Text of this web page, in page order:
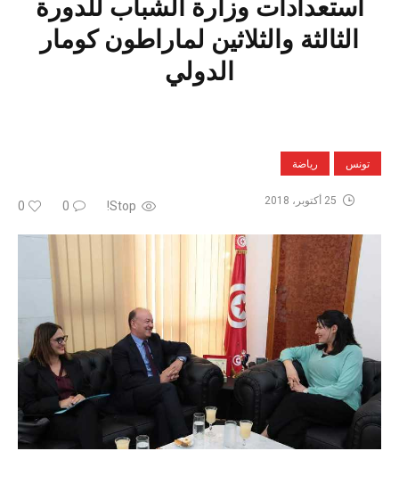
استعدادات وزارة الشباب للدورة
الثالثة والثلاثين لماراطون كومار
الدولي
تونس رياضة
Stop!
0
0 25 أكتوبر، 2018